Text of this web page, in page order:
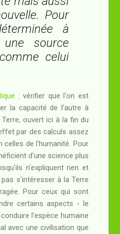
Pour
à
source
celui
: vérifier que l'on est
la capacité de l'autre à
ouvert ici à la fin du
par des calculs assez
celles de l'humanité. Pour
d'une science plus
n'expliquent rien et
s'intéresser à la Terre
Pour ceux qui sont
certains aspects - le
l'espèce humaine
avec une civilisation que